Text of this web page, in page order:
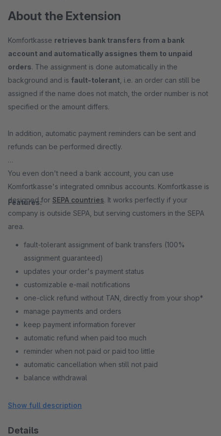
About the Extension
Komfortkasse retrieves bank transfers from a bank
account and automatically assignes them to unpaid
orders. The assignment is done automatically in the
background and is fault-tolerant , i.e. an order can still be
assigned if the name does not match, the order number is not
specified or the amount differs.
In addition, automatic payment reminders can be sent and
refunds can be performed directly.
You even don't need a bank account, you can use
Komfortkasse's integrated omnibus accounts. Komfortkasse is
designed for SEPA countries. It works perfectly if your
company is outside SEPA, but serving customers in the SEPA
area.
Features:
fault-tolerant assignment of bank transfers (100%
assignment guaranteed)
updates your order's payment status
customizable e-mail notifications
one-click refund without TAN, directly from your shop*
manage payments and orders
keep payment information forever
automatic refund when paid too much
reminder when not paid or paid too little
automatic cancellation when still not paid
balance withdrawal
account
Show full description
Details